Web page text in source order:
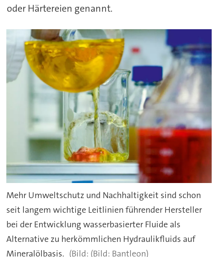
oder Härtereien genannt.
Mehr Umweltschutz und Nachhaltigkeit sind schon
seit langem wichtige Leitlinien führender Hersteller
bei der Entwicklung wasserbasierter Fluide als
Alternative zu herkömmlichen Hydraulikfluids auf
Mineralölbasis.
(Bild: Bantleon)